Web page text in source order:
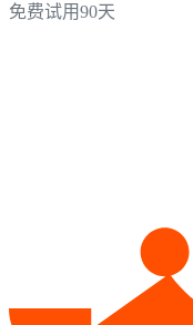
免费试用90天